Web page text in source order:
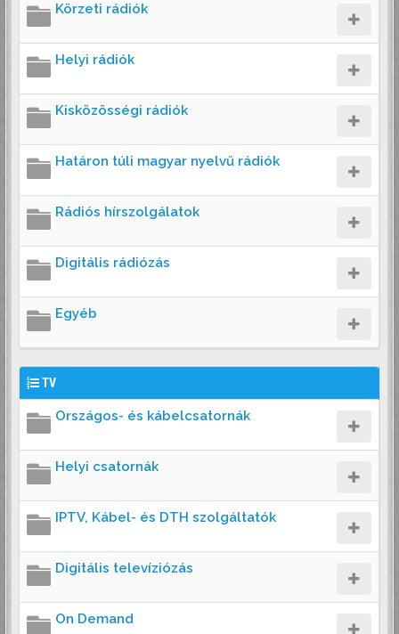
Körzeti rádiók
Helyi rádiók
Kisközösségi rádiók
Határon túli magyar nyelvű rádiók
Rádiós hírszolgálatok
Digitális rádiózás
Egyéb
TV
Országos- és kábelcsatornák
Helyi csatornák
IPTV, Kábel- és DTH szolgáltatók
Digitális televíziózás
On Demand